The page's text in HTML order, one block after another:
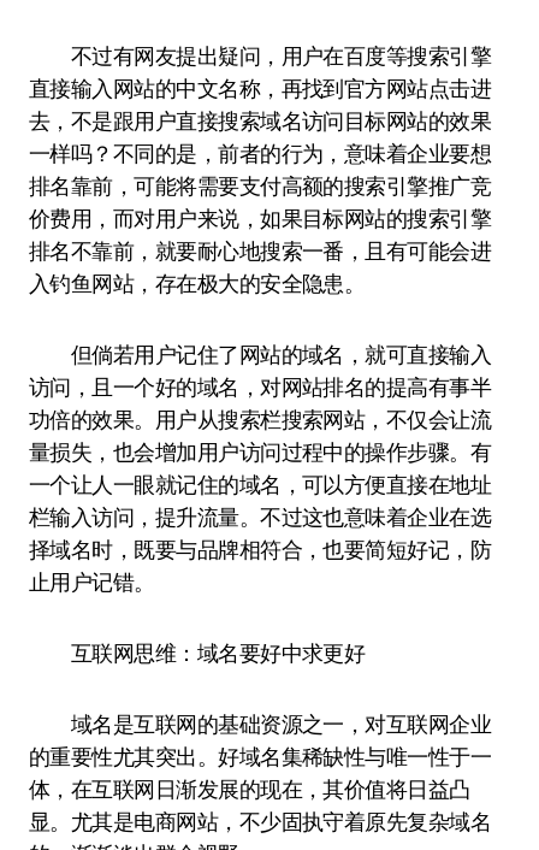
不过有网友提出疑问，用户在百度等搜索引擎
直接输入网站的中文名称，再找到官方网站点击进
去，不是跟用户直接搜索域名访问目标网站的效果
一样吗？不同的是，前者的行为，意味着企业要想
排名靠前，可能将需要支付高额的搜索引擎推广竞
价费用，而对用户来说，如果目标网站的搜索引擎
排名不靠前，就要耐心地搜索一番，且有可能会进
入钓鱼网站，存在极大的安全隐患。
但倘若用户记住了网站的域名，就可直接输入
访问，且一个好的域名，对网站排名的提高有事半
功倍的效果。用户从搜索栏搜索网站，不仅会让流
量损失，也会增加用户访问过程中的操作步骤。有
一个让人一眼就记住的域名，可以方便直接在地址
栏输入访问，提升流量。不过这也意味着企业在选
择域名时，既要与品牌相符合，也要简短好记，防
止用户记错。
互联网思维：域名要好中求更好
域名是互联网的基础资源之一，对互联网企业
的重要性尤其突出。好域名集稀缺性与唯一性于一
体，在互联网日渐发展的现在，其价值将日益凸
显。尤其是电商网站，不少固执守着原先复杂域名